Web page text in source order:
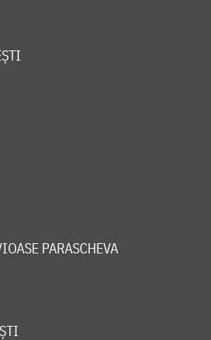
PARASCHEVA